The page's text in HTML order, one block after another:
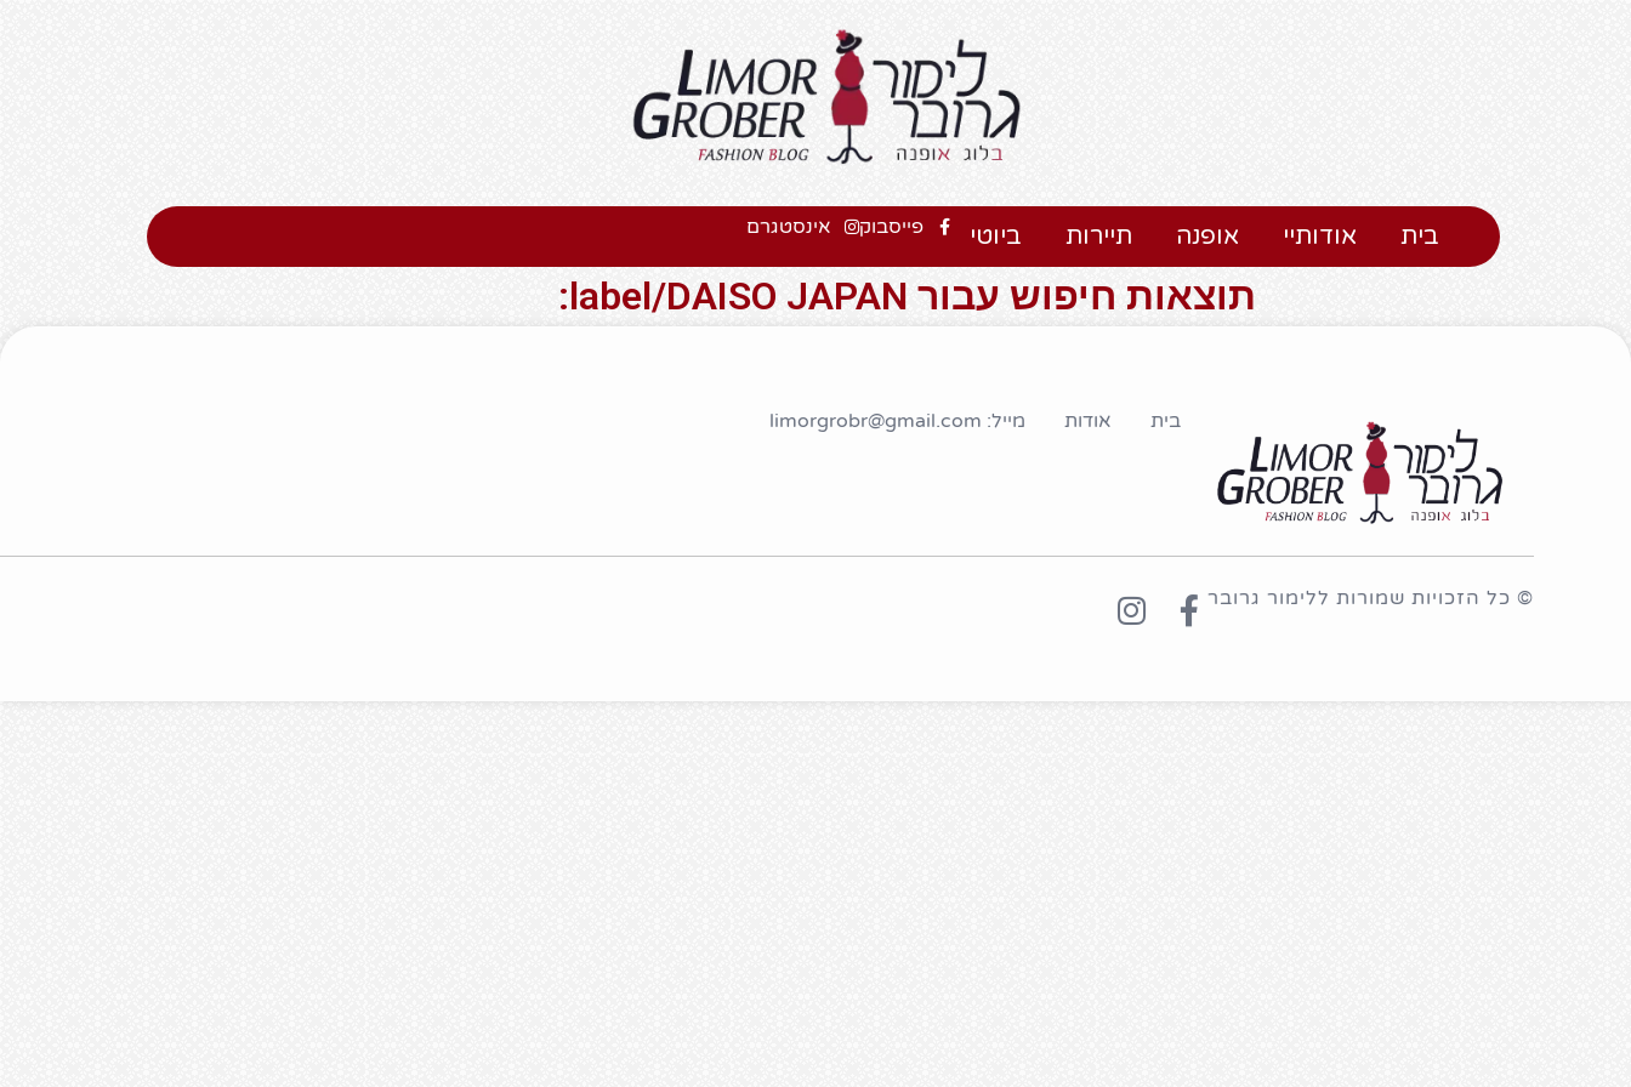
בית אודותיי אופנה תיירות ביוטי פייסבוק אינסטגרם
תוצאות חיפוש עבור label/DAISO JAPAN:
בית אודות מייל: limorgrobr@gmail.com
© כל הזכויות שמורות ללימור גרובר